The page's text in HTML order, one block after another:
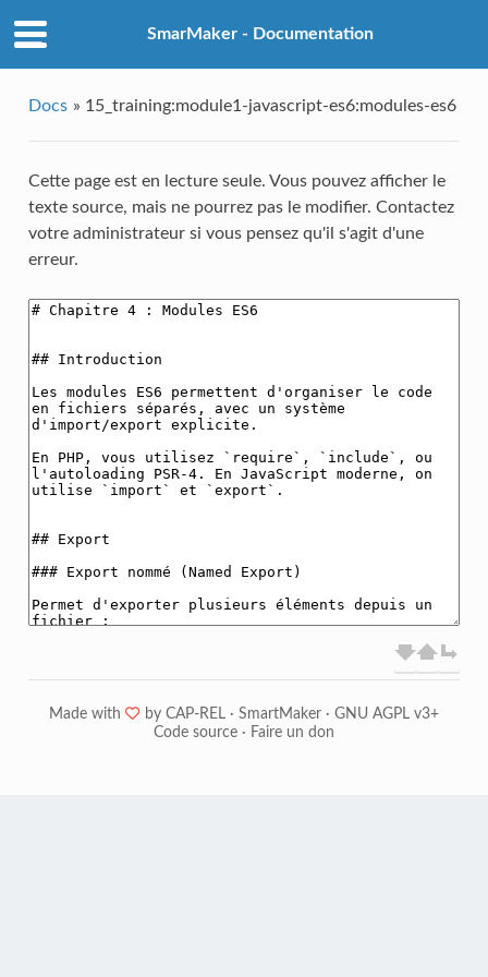
SmarMaker - Documentation
Docs » 15_training:module1-javascript-es6:modules-es6
Cette page est en lecture seule. Vous pouvez afficher le
texte source, mais ne pourrez pas le modifier. Contactez
votre administrateur si vous pensez qu'il s'agit d'une
erreur.
Made with ❤ by CAP-REL · SmartMaker · GNU AGPL v3+
Code source · Faire un don